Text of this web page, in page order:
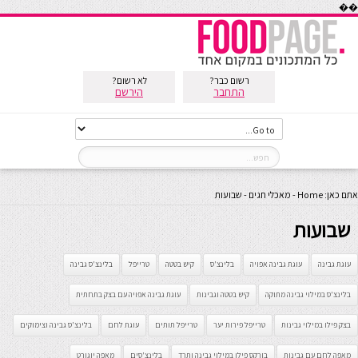
��
רשום כבר?
התחבר
לא רשום?
הירשם
אתם כאן: Home
- מאכלי חגים - שבועות
שבועות
עוגת גבינה עוגת גבינה אפויה בלינצ'ס קיש בטטה טרייפל בלינצ'ס גבינה
בלינצ'ס במילוי גבינה מתוקה קיש בטטה וגבינות עוגת גבינה אפויה עם בצק בתחתית
בצק פילו במילוי גבינות טרייפל פירות יער טרייפל תותים עוגת לחם בלינצ'ס גבינה וצימוקים
מאפה לחם עם גבינות בורקס פילו במילוי גבינה ותרד בלינצ'סים מאפה יוגורט